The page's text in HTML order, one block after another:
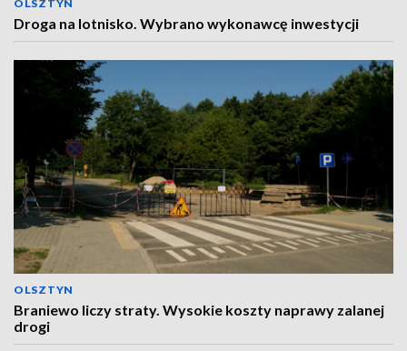
OLSZTYN
Droga na lotnisko. Wybrano wykonawcę inwestycji
OLSZTYN
Braniewo liczy straty. Wysokie koszty naprawy zalanej
drogi